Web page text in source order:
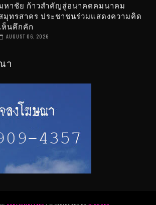
หาชัย ก้าวสำคัญสู่อนาคตคมนาคม
มุทรสาคร ประชาชนร่วมแสดงความคิด
ห็นคึกคัก
AUGUST 06, 2026
า